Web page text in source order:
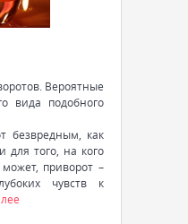
Вероятные
вида подобного
безвредным, как
для того, на кого
приворот –
чувств к